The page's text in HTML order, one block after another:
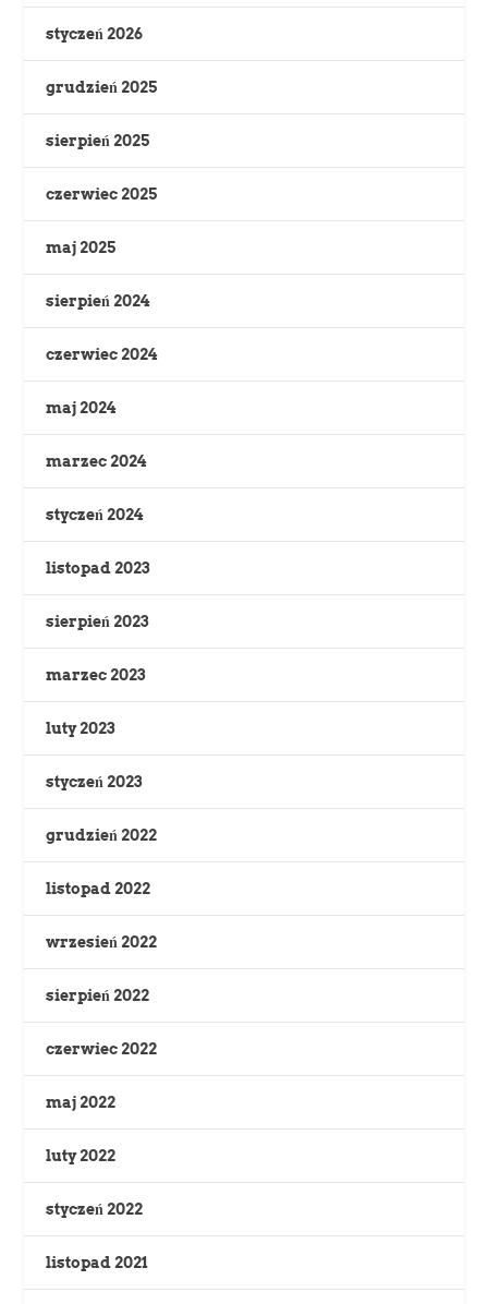
styczeń 2026
grudzień 2025
sierpień 2025
czerwiec 2025
maj 2025
sierpień 2024
czerwiec 2024
maj 2024
marzec 2024
styczeń 2024
listopad 2023
sierpień 2023
marzec 2023
luty 2023
styczeń 2023
grudzień 2022
listopad 2022
wrzesień 2022
sierpień 2022
czerwiec 2022
maj 2022
luty 2022
styczeń 2022
listopad 2021